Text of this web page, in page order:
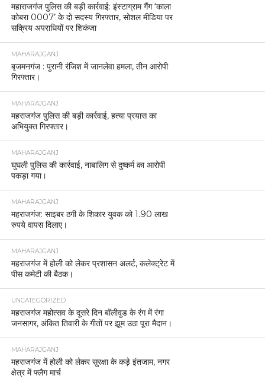
महाराजगंज पुलिस की बड़ी कार्रवाई: इंस्टाग्राम गैंग ‘काला
कोबरा 0007’ के दो सदस्य गिरफ्तार, सोशल मीडिया पर
सक्रिय अपराधियों पर शिकंजा
MAHARAJGANJ
बृजमनगंज : पुरानी रंजिश में जानलेवा हमला, तीन आरोपी
गिरफ्तार।
MAHARAJGANJ
महराजगंज पुलिस की बड़ी कार्रवाई, हत्या प्रयास का
अभियुक्त गिरफ्तार।
MAHARAJGANJ
घुघली पुलिस की कार्रवाई, नाबालिग से दुष्कर्म का आरोपी
पकड़ा गया।
MAHARAJGANJ
महराजगंज: साइबर ठगी के शिकार युवक को 1.90 लाख
रुपये वापस दिलाए।
MAHARAJGANJ
महराजगंज में होली को लेकर प्रशासन अलर्ट, कलेक्ट्रेट में
पीस कमेटी की बैठक।
UNCATEGORIZED
महराजगंज महोत्सव के दूसरे दिन बॉलीवुड के रंग में रंगा
जनसागर, अंकित तिवारी के गीतों पर झूम उठा पूरा मैदान।
MAHARAJGANJ
महराजगंज में होली को लेकर सुरक्षा के कड़े इंतजाम, नगर
क्षेत्र में फ्लैग मार्च